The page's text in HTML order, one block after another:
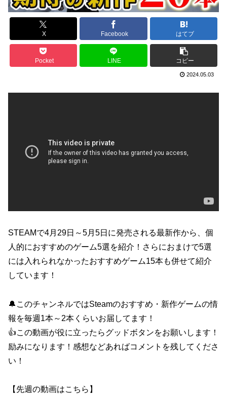
X Facebook はてブ
Pocket LINE コピー
2024.05.03
STEAMで4月29日～5月5日に発売される最新作から、個
人的におすすめのゲーム5選を紹介！さらにおまけで5選
には入れられなかったおすすめゲーム15本も併せて紹介
しています！
🔔このチャンネルではSteamのおすすめ・新作ゲームの情
報を毎週1本～2本くらいお届してます！
👍この動画が役に立ったらグッドボタンをお願いします！
励みになります！感想などあればコメントを残してくださ
い！
【先週の動画はこちら】